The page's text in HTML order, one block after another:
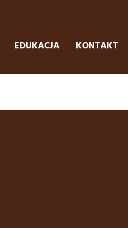
EDUKACJA KONTAKT